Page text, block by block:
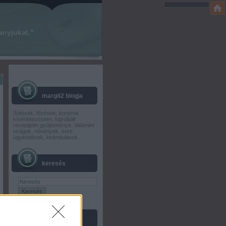
margit2 blogja
Sütések, főzések, konyhai
kísérletezéseim, kipróbált
receptjeim gyűjteménye. Valamint
virágok, növények, kerti
ügyködések, kirándulások.
keresés
friss topikok